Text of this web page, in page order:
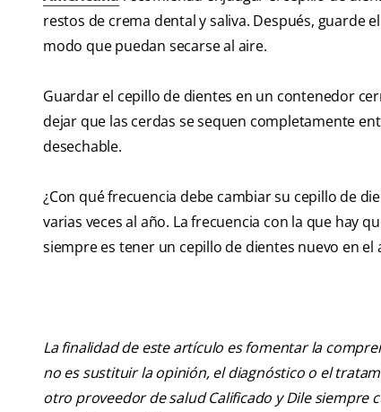
restos de crema dental y saliva. Después, guarde
modo que puedan secarse al aire.
Guardar el cepillo de dientes en un contenedor
dejar que las cerdas se sequen completamente
desechable.
¿Con qué frecuencia debe cambiar su cepillo de
varias veces al año. La frecuencia con la que hay
siempre es tener un cepillo de dientes nuevo en
La finalidad de este artículo es fomentar la
no es sustituir la opinión, el diagnóstico o el
otro proveedor de salud Calificado y Dile siempre